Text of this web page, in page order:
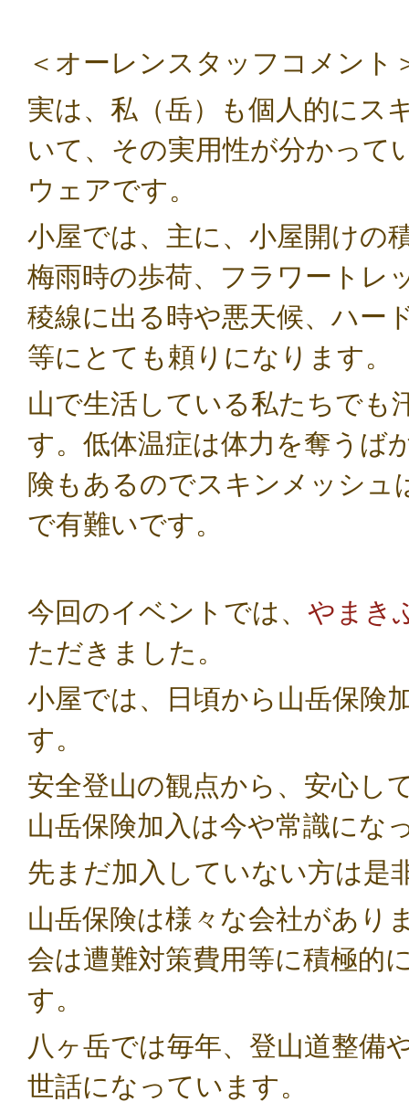
＜オーレンスタッフコメント
実は、私（岳）も個人的にス
いて、その実用性が分かって
ウェアです。
小屋では、主に、小屋開けの
梅雨時の歩荷、フラワートレ
稜線に出る時や悪天候、ハー
等にとても頼りになります。
山で生活している私たちでも
す。低体温症は体力を奪うば
険もあるのでスキンメッシュ
で有難いです。
今回のイベントでは、 やまき
ただきました。
小屋では、日頃から山岳保険
す。
安全登山の観点から、安心し
山岳保険加入は今や常識にな
先 まだ加入していない方は是
山岳保険は様々な会社があり
会は遭難対策費用等に積極的
す。
八ヶ岳では毎年、登山道整備
世話になっています。